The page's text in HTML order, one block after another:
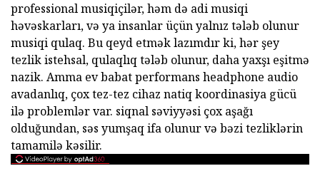
professional musiqiçilər, həm də adi musiqi
həvəskarları, və ya insanlar üçün yalnız tələb olunur
musiqi qulaq. Bu qeyd etmək lazımdır ki, hər şey
tezlik istehsal, qulaqlıq tələb olunur, daha yaxşı eşitmə
nazik. Amma ev babat performans headphone audio
avadanlıq, çox tez-tez cihaz natiq koordinasiya gücü
ilə problemlər var. siqnal səviyyəsi çox aşağı
olduğundan, səs yumşaq ifa olunur və bəzi tezliklərin
tamamilə kəsilir.